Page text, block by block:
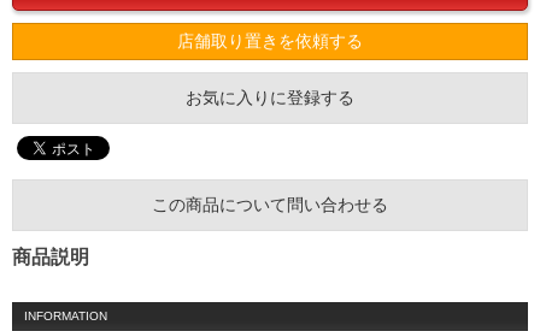
店舗取り置きを依頼する
お気に入りに登録する
この商品について問い合わせる
商品説明
INFORMATION